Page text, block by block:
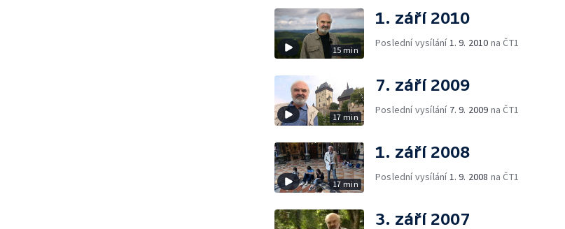
15 min
1. září 2010
Poslední vysílání 1. 9. 2010 na ČT1
17 min
7. září 2009
Poslední vysílání 7. 9. 2009 na ČT1
17 min
1. září 2008
Poslední vysílání 1. 9. 2008 na ČT1
3. září 2007